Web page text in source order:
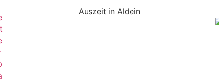
Auszeit in Aldein